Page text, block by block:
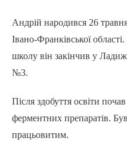
Андрій народився 26
Івано-Франківської
школу він закінчив у
№3.
Після здобуття освіти
ферментних препаратів.
працьовитим.